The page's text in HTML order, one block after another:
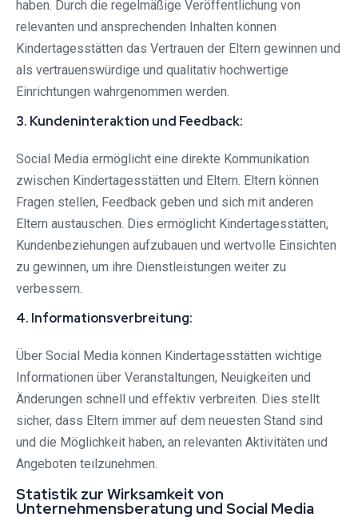
haben. Durch die regelmäßige Veröffentlichung von
relevanten und ansprechenden Inhalten können
Kindertagesstätten das Vertrauen der Eltern gewinnen und
als vertrauenswürdige und qualitativ hochwertige
Einrichtungen wahrgenommen werden.
3. Kundeninteraktion und Feedback:
Social Media ermöglicht eine direkte Kommunikation
zwischen Kindertagesstätten und Eltern. Eltern können
Fragen stellen, Feedback geben und sich mit anderen
Eltern austauschen. Dies ermöglicht Kindertagesstätten,
Kundenbeziehungen aufzubauen und wertvolle Einsichten
zu gewinnen, um ihre Dienstleistungen weiter zu
verbessern.
4. Informationsverbreitung:
Über Social Media können Kindertagesstätten wichtige
Informationen über Veranstaltungen, Neuigkeiten und
Änderungen schnell und effektiv verbreiten. Dies stellt
sicher, dass Eltern immer auf dem neuesten Stand sind
und die Möglichkeit haben, an relevanten Aktivitäten und
Angeboten teilzunehmen.
Statistik zur Wirksamkeit von
Unternehmensberatung und Social Media